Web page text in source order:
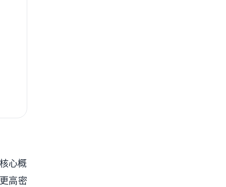
心概
高密